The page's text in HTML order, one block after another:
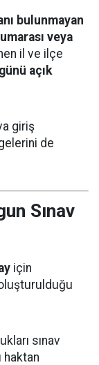
bulunmayan
veya
il ve ilçe
açık
giriş
de
Sınav
için
oluşturulduğu
sınav
haktan